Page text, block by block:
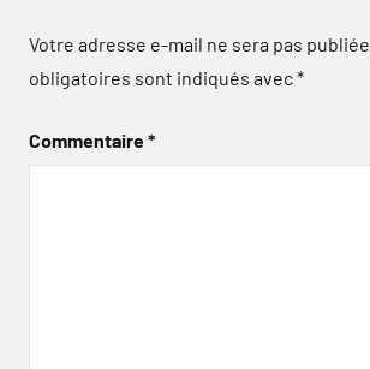
Votre adresse e-mail ne sera pas publiée.
obligatoires sont indiqués avec*
Commentaire*